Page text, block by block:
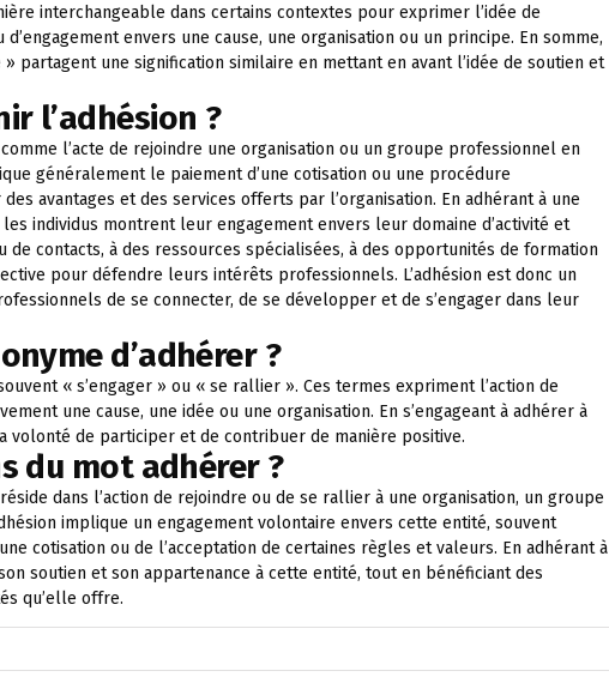
interchangeable dans certains contextes pour exprimer l’idée de
envers une cause, une organisation ou un principe. En somme,
partagent une signification similaire en mettant en avant l’idée de soutien et
l’adhésion ?
l’acte de rejoindre une organisation ou un groupe professionnel en
généralement le paiement d’une cotisation ou une procédure
avantages et des services offerts par l’organisation. En adhérant à une
individus montrent leur engagement envers leur domaine d’activité et
de contacts, à des ressources spécialisées, à des opportunités de formation
pour défendre leurs intérêts professionnels. L’adhésion est donc un
de se connecter, de se développer et de s’engager dans leur
d’adhérer ?
« s’engager » ou « se rallier ». Ces termes expriment l’action de
une cause, une idée ou une organisation. En s’engageant à adhérer à
volonté de participer et de contribuer de manière positive.
du mot adhérer ?
dans l’action de rejoindre ou de se rallier à une organisation, un groupe
implique un engagement volontaire envers cette entité, souvent
cotisation ou de l’acceptation de certaines règles et valeurs. En adhérant à
soutien et son appartenance à cette entité, tout en bénéficiant des
qu’elle offre.